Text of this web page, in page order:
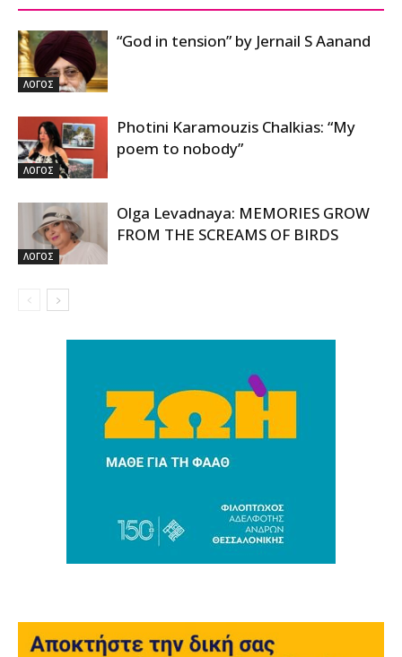
ΛΟΓΟΣ
“God in tension” by Jernail S Aanand
ΛΟΓΟΣ
Photini Karamouzis Chalkias: “My
poem to nobody”
ΛΟΓΟΣ
Olga Levadnaya: MEMORIES GROW
FROM THE SCREAMS OF BIRDS